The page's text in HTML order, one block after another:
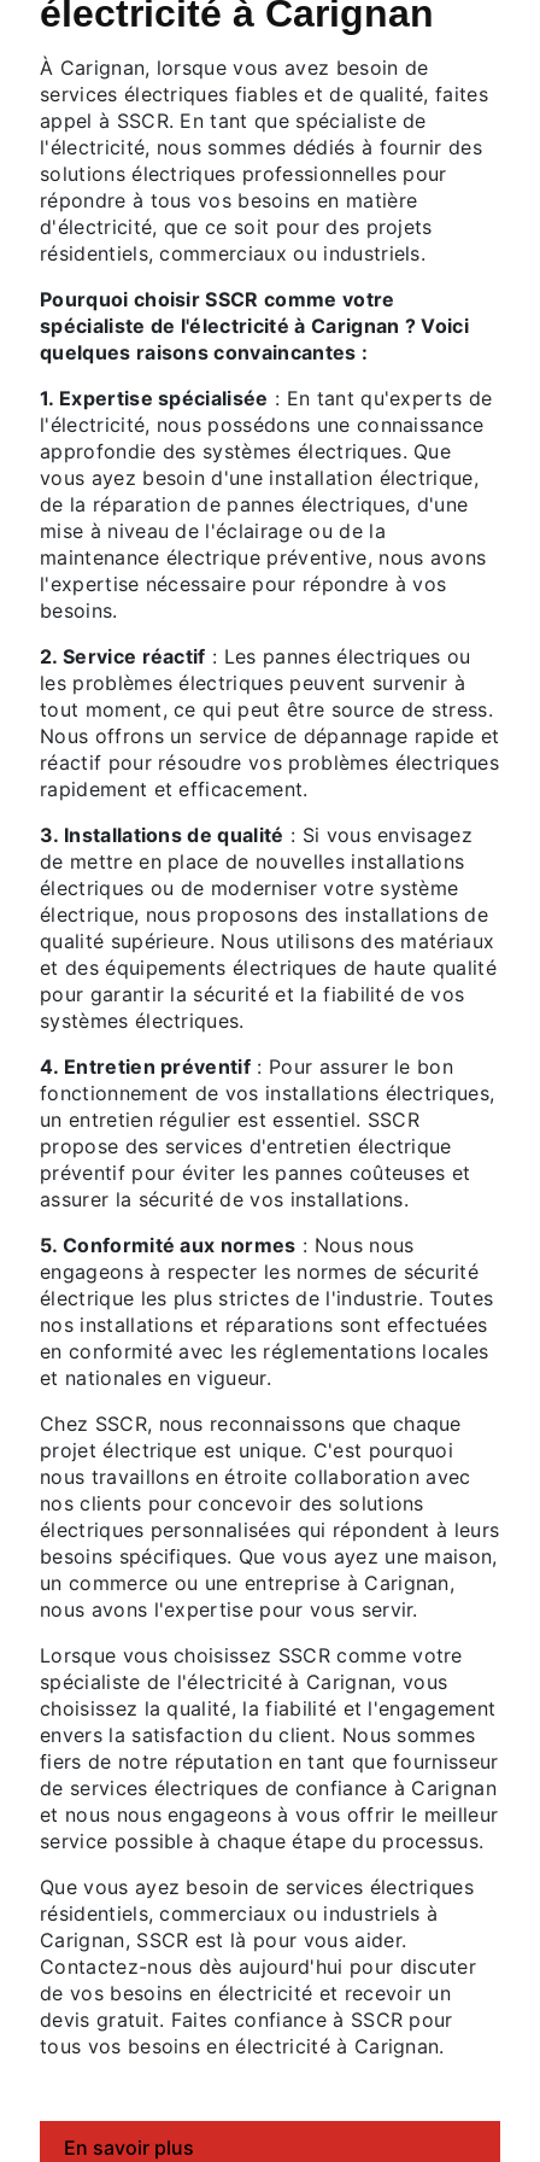
électricité à Carignan
À Carignan, lorsque vous avez besoin de
services électriques fiables et de qualité, faites
appel à SSCR. En tant que spécialiste de
l'électricité, nous sommes dédiés à fournir des
solutions électriques professionnelles pour
répondre à tous vos besoins en matière
d'électricité, que ce soit pour des projets
résidentiels, commerciaux ou industriels.
Pourquoi choisir SSCR comme votre
spécialiste de l'électricité à Carignan ? Voici
quelques raisons convaincantes :
1. Expertise spécialisée : En tant qu'experts de
l'électricité, nous possédons une connaissance
approfondie des systèmes électriques. Que
vous ayez besoin d'une installation électrique,
de la réparation de pannes électriques, d'une
mise à niveau de l'éclairage ou de la
maintenance électrique préventive, nous avons
l'expertise nécessaire pour répondre à vos
besoins.
2. Service réactif : Les pannes électriques ou
les problèmes électriques peuvent survenir à
tout moment, ce qui peut être source de stress.
Nous offrons un service de dépannage rapide et
réactif pour résoudre vos problèmes électriques
rapidement et efficacement.
3. Installations de qualité : Si vous envisagez
de mettre en place de nouvelles installations
électriques ou de moderniser votre système
électrique, nous proposons des installations de
qualité supérieure. Nous utilisons des matériaux
et des équipements électriques de haute qualité
pour garantir la sécurité et la fiabilité de vos
systèmes électriques.
4. Entretien préventif : Pour assurer le bon
fonctionnement de vos installations électriques,
un entretien régulier est essentiel. SSCR
propose des services d'entretien électrique
préventif pour éviter les pannes coûteuses et
assurer la sécurité de vos installations.
5. Conformité aux normes : Nous nous
engageons à respecter les normes de sécurité
électrique les plus strictes de l'industrie. Toutes
nos installations et réparations sont effectuées
en conformité avec les réglementations locales
et nationales en vigueur.
Chez SSCR, nous reconnaissons que chaque
projet électrique est unique. C'est pourquoi
nous travaillons en étroite collaboration avec
nos clients pour concevoir des solutions
électriques personnalisées qui répondent à leurs
besoins spécifiques. Que vous ayez une maison,
un commerce ou une entreprise à Carignan,
nous avons l'expertise pour vous servir.
Lorsque vous choisissez SSCR comme votre
spécialiste de l'électricité à Carignan, vous
choisissez la qualité, la fiabilité et l'engagement
envers la satisfaction du client. Nous sommes
fiers de notre réputation en tant que fournisseur
de services électriques de confiance à Carignan
et nous nous engageons à vous offrir le meilleur
service possible à chaque étape du processus.
Que vous ayez besoin de services électriques
résidentiels, commerciaux ou industriels à
Carignan, SSCR est là pour vous aider.
Contactez-nous dès aujourd'hui pour discuter
de vos besoins en électricité et recevoir un
devis gratuit. Faites confiance à SSCR pour
tous vos besoins en électricité à Carignan.
En savoir plus